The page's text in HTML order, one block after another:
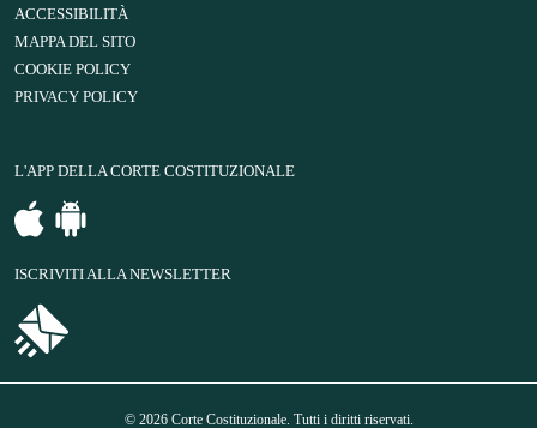
ACCESSIBILITÀ
MAPPA DEL SITO
COOKIE POLICY
PRIVACY POLICY
L'APP DELLA CORTE COSTITUZIONALE
ISCRIVITI ALLA NEWSLETTER
© 2026 Corte Costituzionale. Tutti i diritti riservati.